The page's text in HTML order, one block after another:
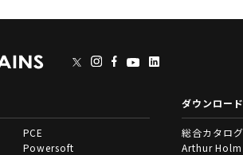
PCE
Powersoft
ダウンロード
総合カタログ
Arthur Holm